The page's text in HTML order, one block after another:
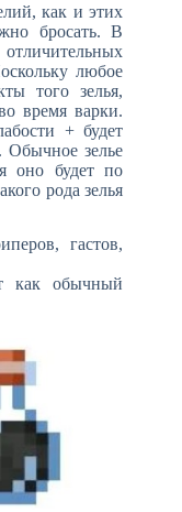
как и этих
бросать. В
любое
того зелья,
время варки.
+ будет
Обычное зелье
оно будет по
рода зелья
гастов,
как обычный